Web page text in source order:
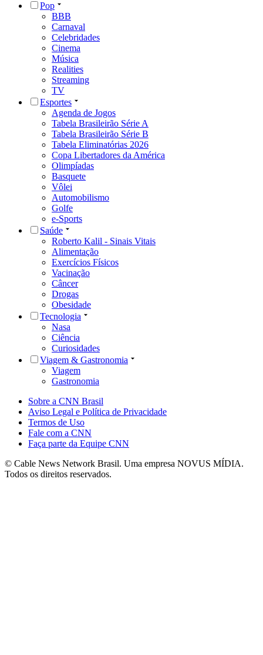
Pop
BBB
Carnaval
Celebridades
Cinema
Música
Realities
Streaming
TV
Esportes
Agenda de Jogos
Tabela Brasileirão Série A
Tabela Brasileirão Série B
Tabela Eliminatórias 2026
Copa Libertadores da América
Olimpíadas
Basquete
Vôlei
Automobilismo
Golfe
e-Sports
Saúde
Roberto Kalil - Sinais Vitais
Alimentação
Exercícios Físicos
Vacinação
Câncer
Drogas
Obesidade
Tecnologia
Nasa
Ciência
Curiosidades
Viagem & Gastronomia
Viagem
Gastronomia
Sobre a CNN Brasil
Aviso Legal e Política de Privacidade
Termos de Uso
Fale com a CNN
Faça parte da Equipe CNN
© Cable News Network Brasil. Uma empresa NOVUS MÍDIA.
Todos os direitos reservados.